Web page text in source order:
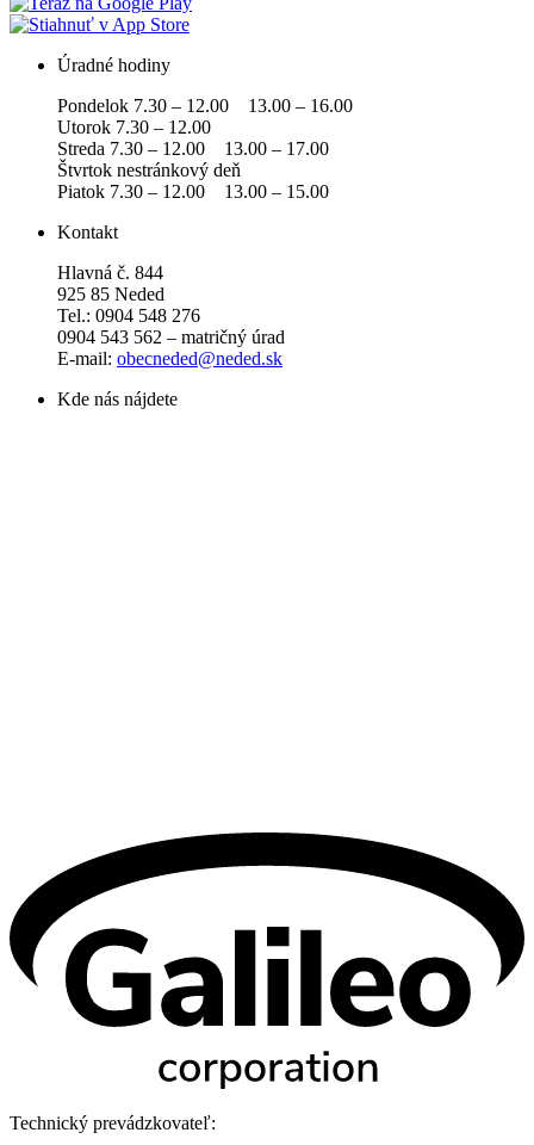
Úradné hodiny
Pondelok 7.30 – 12.00 13.00 – 16.00
Utorok 7.30 – 12.00
Streda 7.30 – 12.00 13.00 – 17.00
Štvrtok nestránkový deň
Piatok 7.30 – 12.00 13.00 – 15.00
Kontakt
Hlavná č. 844
925 85 Neded
Tel.: 0904 548 276
0904 543 562 – matričný úrad
E-mail: obecneded@neded.sk
Kde nás nájdete
Technický prevádzkovateľ: